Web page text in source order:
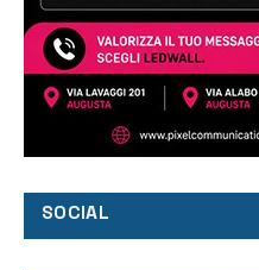
SOCIAL